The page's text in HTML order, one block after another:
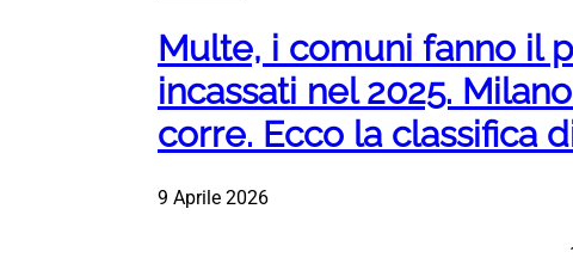
Multe, i comuni fanno il
incassati nel 2025.
corre. Ecco la classifica
9 Aprile 2026